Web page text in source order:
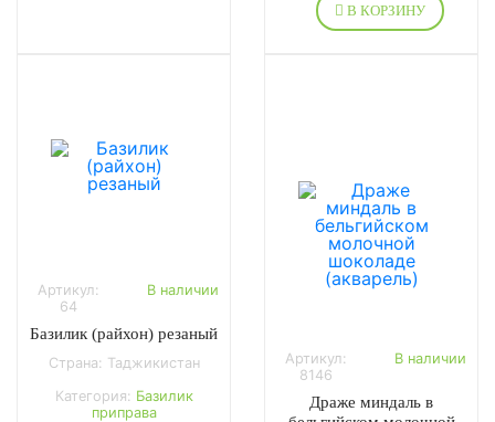
В КОРЗИНУ
Артикул:
64
В наличии
Базилик (райхон) резаный
Страна: Таджикистан
Категория: Базилик
приправа
Артикул:
8146
В наличии
Драже миндаль в